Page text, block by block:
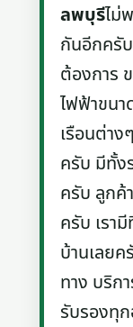
ลพบุรีไม่
กันอีกครั
ต้องการ
ไฟฟ้าขน
เรือนต่าง
ครับ มีทั้ง
ครับ ลูกค้
ครับ เรา
บ้านเลย
ทาง บริก
รับรองทุ